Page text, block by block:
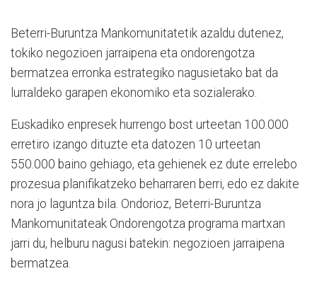
Beterri-Buruntza Mankomunitatetik azaldu dutenez,
tokiko negozioen jarraipena eta ondorengotza
bermatzea erronka estrategiko nagusietako bat da
lurraldeko garapen ekonomiko eta sozialerako.
Euskadiko enpresek hurrengo bost urteetan 100.000
erretiro izango dituzte eta datozen 10 urteetan
550.000 baino gehiago, eta gehienek ez dute errelebo
prozesua planifikatzeko beharraren berri, edo ez dakite
nora jo laguntza bila. Ondorioz, Beterri-Buruntza
Mankomunitateak Ondorengotza programa martxan
jarri du, helburu nagusi batekin: negozioen jarraipena
bermatzea.